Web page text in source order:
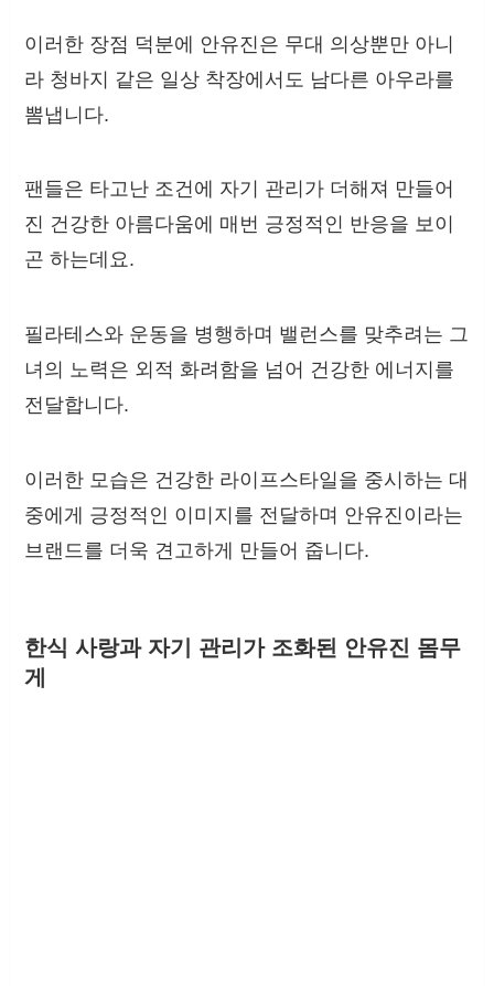
이러한 장점 덕분에 안유진은 무대 의상뿐만 아니
라 청바지 같은 일상 착장에서도 남다른 아우라를
뽐냅니다.
팬들은 타고난 조건에 자기 관리가 더해져 만들어
진 건강한 아름다움에 매번 긍정적인 반응을 보이
곤 하는데요.
필라테스와 운동을 병행하며 밸런스를 맞추려는 그
녀의 노력은 외적 화려함을 넘어 건강한 에너지를
전달합니다.
이러한 모습은 건강한 라이프스타일을 중시하는 대
중에게 긍정적인 이미지를 전달하며 안유진이라는
브랜드를 더욱 견고하게 만들어 줍니다.
한식 사랑과 자기 관리가 조화된 안유진 몸무
게